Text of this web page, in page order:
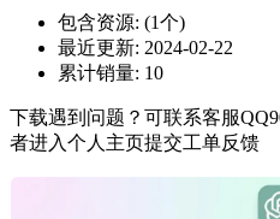
包含资源: (1个)
最近更新: 2024-02-22
累计销量: 10
下载遇到问题？可联系客服
者进入个人主页提交工单反馈